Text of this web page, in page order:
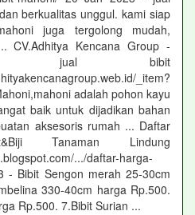
berkualitas unggul. kami siap
juga tergolong mudah,
CV.Adhitya Kencana Group -
- jual bibit
_item?
adalah pohon kayu
baik untuk dijadikan bahan
aksesoris rumah ... Daftar
Tanaman Lindung
.../daftar-harga-
- Bibit Sengon merah 25-30cm
330-40cm harga Rp.500.
Rp.500. 7.Bibit Surian ...